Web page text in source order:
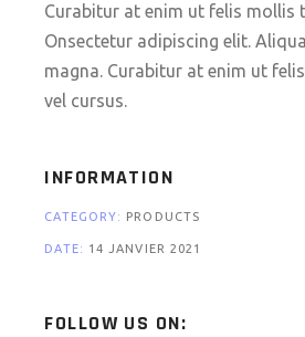
Curabitur at enim ut felis mollis
Onsectetur adipiscing elit.
magna. Curabitur at enim ut
vel cursus.
INFORMATION
CATEGORY: PRODUCTS
DATE: 14 JANVIER 2021
FOLLOW US ON: